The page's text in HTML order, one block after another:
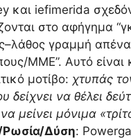
και iefimerida
στο αφήγημα
γραμμή
ΜΜΕ”. Αυτό είναι
μοτίβο: χτυπάς
δείχνει να θέλει
μείνει μόνιμα
Ρωσία/Δύση: